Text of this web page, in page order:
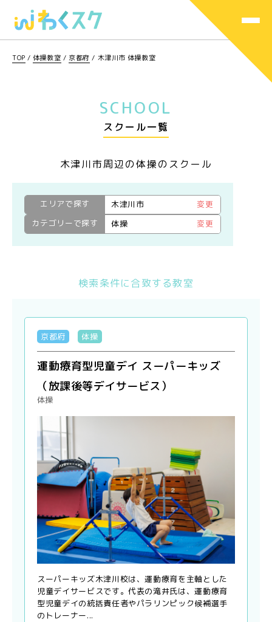
TOP /体操教室 / 京都府 / 木津川市 体操教室
SCHOOL
スクール一覧
木津川市周辺の体操のスクール
エリアで探す 木津川市
変更
カテゴリーで探す
体操 変更
検索条件に合致する教室
京都府 体操
運動療育型児童デイ スーパーキッズ
（放課後等デイサービス）
体操
スーパーキッズ木津川校は、運動療育を主軸とした
児童デイサービスです。代表の滝井氏は、運動療育
型児童デイの統括責任者やパラリンピック候補選手
のトレーナー...